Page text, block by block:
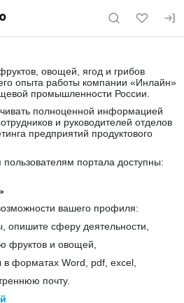
по сайту fruitinfo.ru
овощей, ягод и грибов
опыта работы компании «Инлайн»
промышленности России.
полноценной информацией
и руководителей отделов
предприятий продуктового
портала доступны:
вашего профиля:
опишите сферу деятельности,
фруктов и овощей,
в форматах Word, pdf, excel,
почту.